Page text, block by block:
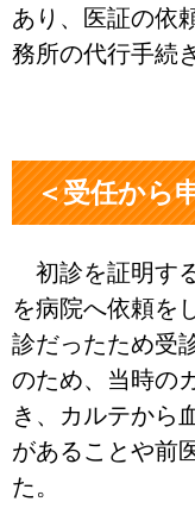
あり、医証の依
務所の代行手続
＜受任から
初診を証明す
を病院へ依頼を
診だったため受
のため、当時の
き、カルテから
があることや前
た。